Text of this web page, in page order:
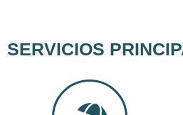
SERVICIOS